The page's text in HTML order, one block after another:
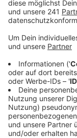
Anzeige
Nach der
wieder abends
Euskirchen legt
gute
mehr Sicherheit
landesweit.